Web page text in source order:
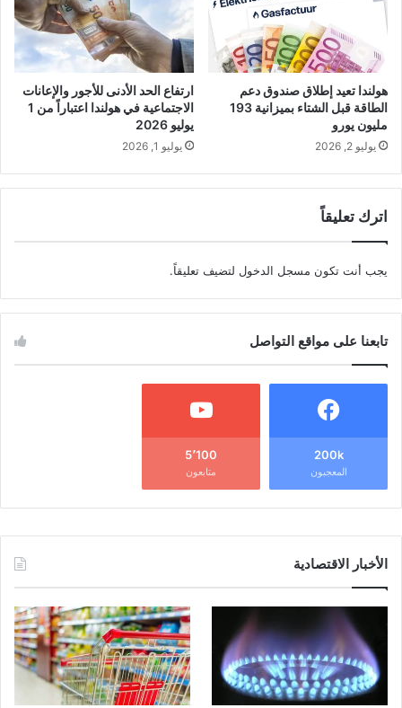
هولندا تعيد إطلاق صندوق دعم
الطاقة قبل الشتاء بميزانية 193
مليون يورو
يوليو 2, 2026
ارتفاع الحد الأدنى للأجور والإعانات
الاجتماعية في هولندا اعتباراً من 1
يوليو 2026
يوليو 1, 2026
اترك تعليقاً
يجب أنت تكون مسجل الدخول لتضيف تعليقاً.
تابعنا على مواقع التواصل
200k
المعجبون
5٬100
متابعون
الأخبار الاقتصادية